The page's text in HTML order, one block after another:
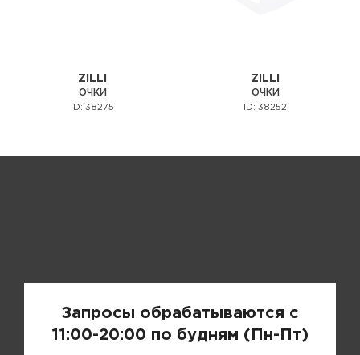
ZILLI
ОЧКИ
ID: 38275
ZILLI
ОЧКИ
ID: 38252
Запросы обрабатываются с
11:00-20:00 по будням (Пн-Пт)